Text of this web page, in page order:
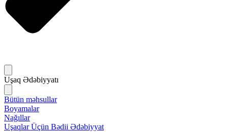
Uşaq Ədəbiyyatı
Bütün məhsullar
Boyamalar
Nağıllar
Uşaqlar Üçün Bədii Ədəbiyyat